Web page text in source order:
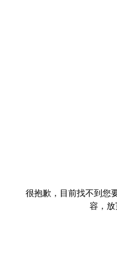
很抱歉，目前找不到您
容，放